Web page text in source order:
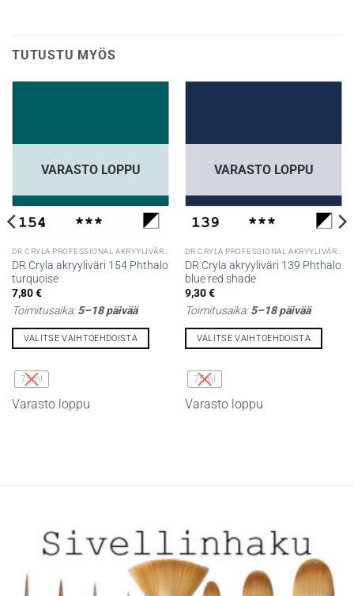
TUTUSTU MYÖS
VARASTO LOPPU
DR Cryla akryyliväri 154 Phthalo
turquoise
7,80€
Toimitusaika:5–18 päivää
VALITSE VAIHTOEHDOISTA
tuotteella
on
useampi
75ml
Varasto loppu
VARASTO LOPPU
DR Cryla akryyliväri 139 Phthalo
blue red shade
9,30€
Toimitusaika:5–18 päivää
VALITSE VAIHTOEHDOISTA
tuotteella
on
useampi
75ml
Varasto loppu